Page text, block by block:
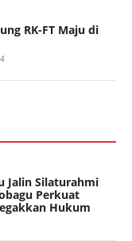
RK-FT Maju di
Jalin Silaturahmi
Perkuat
Hukum